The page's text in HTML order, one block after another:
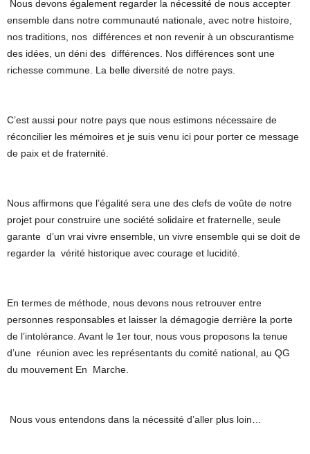
Nous devons également regarder la nécessité de nous accepter
ensemble dans notre communauté nationale, avec notre histoire,
nos traditions, nos différences et non revenir à un obscurantisme
des idées, un déni des différences. Nos différences sont une
richesse commune. La belle diversité de notre pays.
C’est aussi pour notre pays que nous estimons nécessaire de
réconcilier les mémoires et je suis venu ici pour porter ce message
de paix et de fraternité.
Nous affirmons que l’égalité sera une des clefs de voûte de notre
projet pour construire une société solidaire et fraternelle, seule
garante d’un vrai vivre ensemble, un vivre ensemble qui se doit de
regarder la vérité historique avec courage et lucidité.
En termes de méthode, nous devons nous retrouver entre
personnes responsables et laisser la démagogie derrière la porte
de l’intolérance. Avant le 1er tour, nous vous proposons la tenue
d’une réunion avec les représentants du comité national, au QG
du mouvement En Marche.
Nous vous entendons dans la nécessité d’aller plus loin…